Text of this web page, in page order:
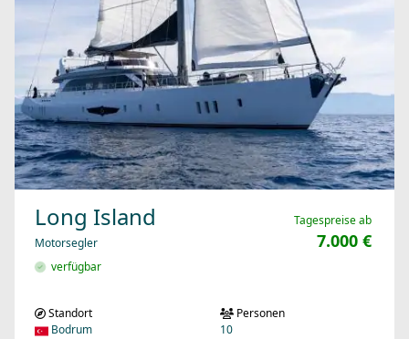
Long Island
Motorsegler
verfügbar
Tagespreise ab
7.000 €
Standort
Bodrum
Personen
10